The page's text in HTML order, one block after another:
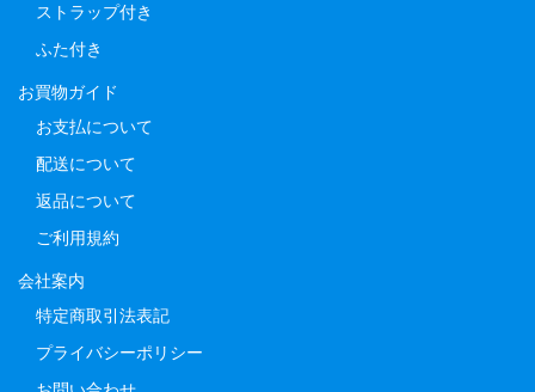
ストラップ付き
ふた付き
お買物ガイド
お支払について
配送について
返品について
ご利用規約
会社案内
特定商取引法表記
プライバシーポリシー